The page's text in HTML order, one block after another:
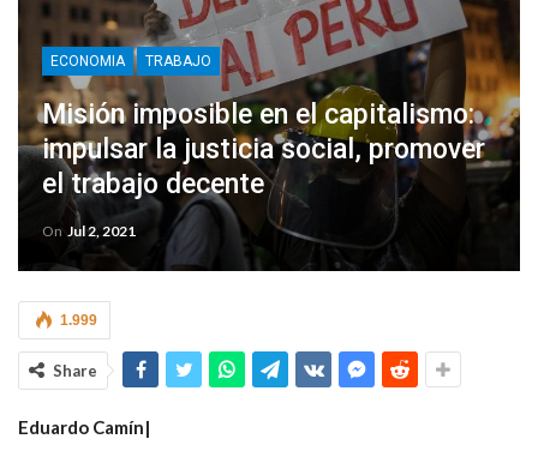
ECONOMIA TRABAJO
Misión imposible en el capitalismo:
impulsar la justicia social, promover
el trabajo decente
On Jul 2, 2021
1.999
Share
Eduardo Camín|